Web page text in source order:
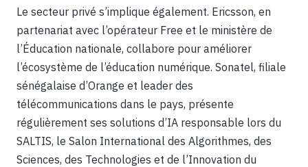
Le secteur privé s’implique également. Ericsson, en
partenariat avec l’opérateur Free et le ministère de
l’Éducation nationale, collabore pour améliorer
l’écosystème de l’éducation numérique. Sonatel, filiale
sénégalaise d’Orange et leader des
télécommunications dans le pays, présente
régulièrement ses solutions d’IA responsable lors du
SALTIS, le Salon International des Algorithmes, des
Sciences, des Technologies et de l’Innovation du